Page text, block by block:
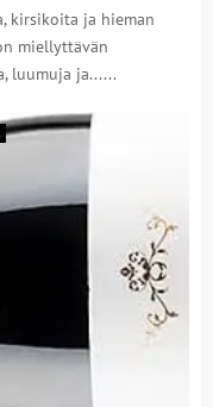
kirsikoita ja hieman
miellyttävän
luumuja ja......